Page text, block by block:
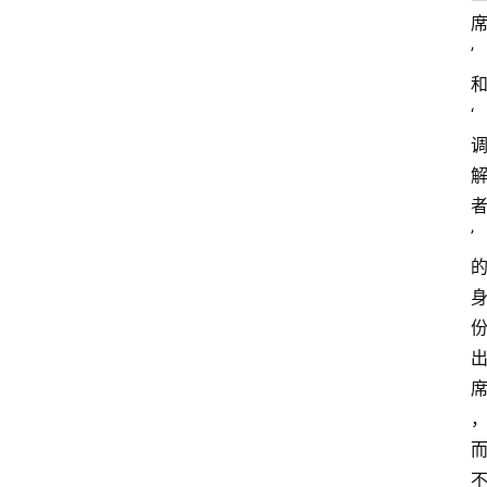
席
’
和
‘
调
解
者
’
的
身
份
出
席
，
而
不